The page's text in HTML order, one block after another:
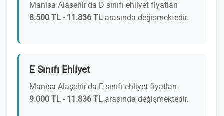
Manisa Alaşehir'da D sınıfı ehliyet fiyatları
8.500 TL - 11.836 TL arasında değişmektedir.
E Sınıfı Ehliyet
Manisa Alaşehir'da E sınıfı ehliyet fiyatları
9.000 TL - 11.836 TL arasında değişmektedir.